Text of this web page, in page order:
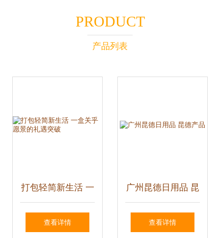
PRODUCT
产品列表
打包轻简新生活 一
盒关乎愿景的礼遇
查看详情
广州昆德日用品 昆
德产品
查看详情